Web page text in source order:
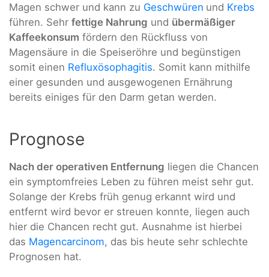
Magen schwer und kann zu Geschwüren und Krebs
führen. Sehr fettige Nahrung und übermäßiger
Kaffeekonsum fördern den Rückfluss von
Magensäure in die Speiseröhre und begünstigen
somit einen Refluxösophagitis. Somit kann mithilfe
einer gesunden und ausgewogenen Ernährung
bereits einiges für den Darm getan werden.
Prognose
Nach der operativen Entfernung liegen die Chancen
ein symptomfreies Leben zu führen meist sehr gut.
Solange der Krebs früh genug erkannt wird und
entfernt wird bevor er streuen konnte, liegen auch
hier die Chancen recht gut. Ausnahme ist hierbei
das Magencarcinom, das bis heute sehr schlechte
Prognosen hat.